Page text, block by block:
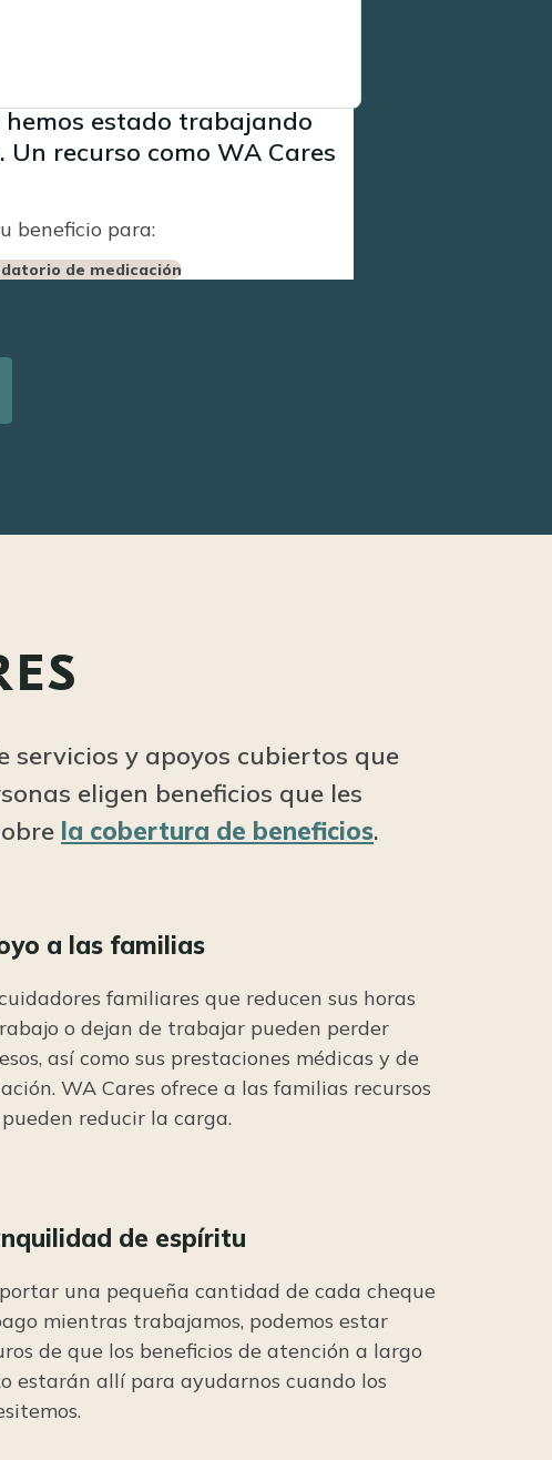
de enfermería para brindar
estado trabajando
recurso como WA Cares
beneficio para:
de medicación
servicios y apoyos cubiertos que
eligen beneficios que les
la cobertura de beneficios.
a las familias
familiares que reducen sus horas
o dejan de trabajar pueden perder
así como sus prestaciones médicas y de
WA Cares ofrece a las familias recursos
reducir la carga.
de espíritu
una pequeña cantidad de cada cheque
mientras trabajamos, podemos estar
de que los beneficios de atención a largo
estarán allí para ayudarnos cuando los